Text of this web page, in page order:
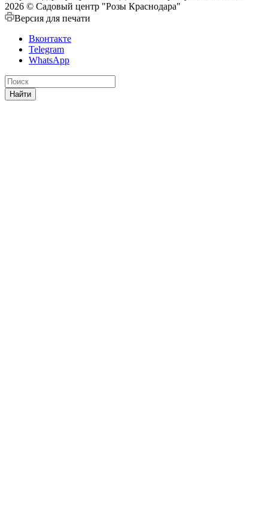
2026 © Садовый центр "Розы Краснодара"
Версия для печати
Вконтакте
Telegram
WhatsApp
Найти